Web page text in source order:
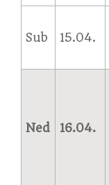
Sub 15.04.
Ned 16.04.